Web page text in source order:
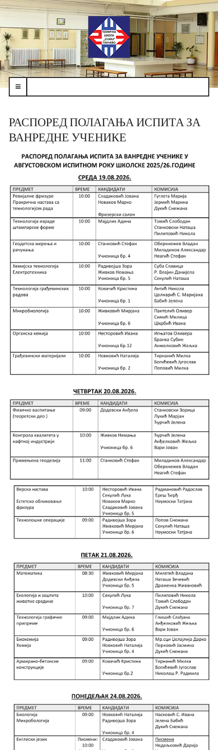
navbar-
РАСПОРЕД ПОЛАГАЊА ИСПИТА ЗА
ВАНРЕДНЕ УЧЕНИКЕ